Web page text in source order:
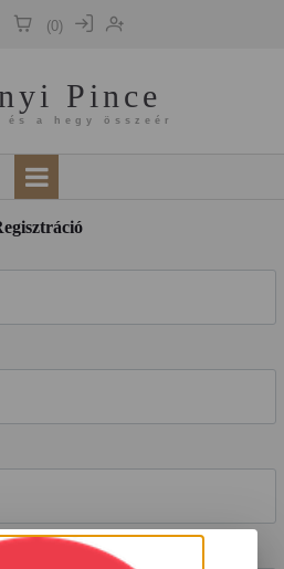
(0)
Pince
és a hegy összeér